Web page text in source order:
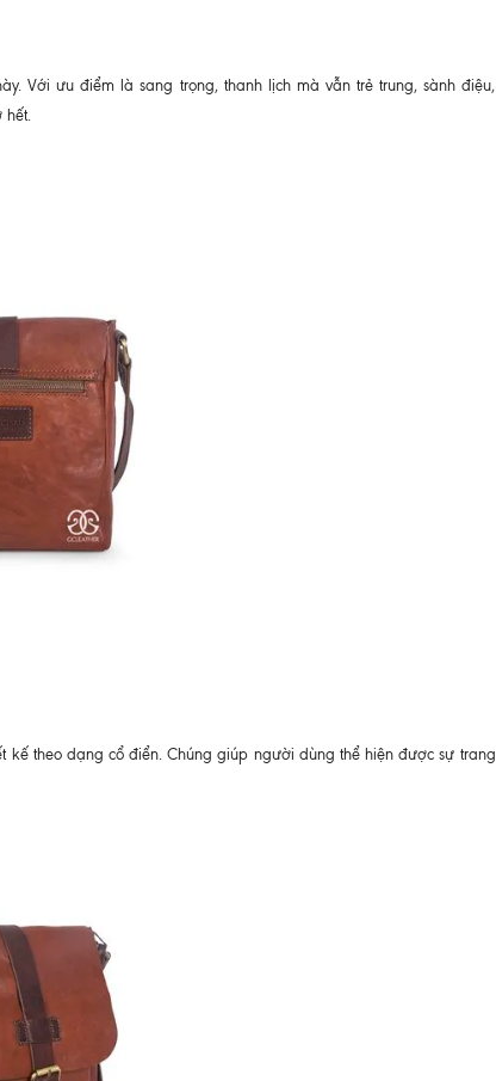
Với ưu điểm là sang trọng, thanh lịch mà vẫn trẻ trung, sành điệu,
hết.
theo dạng cổ điển. Chúng giúp người dùng thể hiện được sự trang